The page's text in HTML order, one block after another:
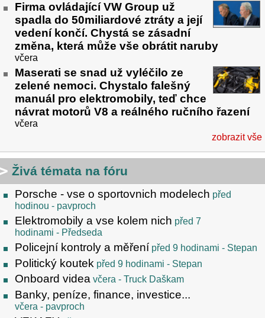
Firma ovládající VW Group už
spadla do 50miliardové ztráty a její
vedení končí. Chystá se zásadní
změna, která může vše obrátit naruby
včera
Maserati se snad už vyléčilo ze
zelené nemoci. Chystalo falešný
manuál pro elektromobily, teď chce
návrat motorů V8 a reálného ručního řazení
včera
zobrazit vše
Živá témata na fóru
Porsche - vse o sportovnich modelech před
hodinou - pavproch
Elektromobily a vse kolem nich před 7
hodinami - Předseda
Policejní kontroly a měření před 9 hodinami - Stepan
Politický koutek před 9 hodinami - Stepan
Onboard videa včera - Truck Daškam
Banky, peníze, finance, investice...
včera - pavproch